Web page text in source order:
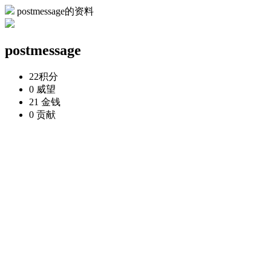
postmessage的资料
postmessage
22积分
0 威望
21 金钱
0 贡献